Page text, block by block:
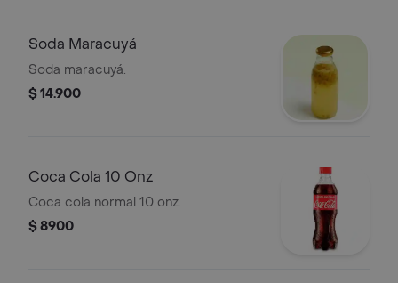
Soda Maracuyá
Soda maracuyá.
$ 14.900
Coca Cola 10 Onz
Coca cola normal 10 onz.
$ 8900